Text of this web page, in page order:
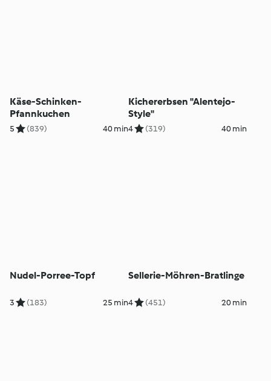
Käse-Schinken-
Pfannkuchen
5 (839) 40 min
Kichererbsen "Alentejo-
Style"
4 (319) 40 min
Nudel-Porree-Topf
3 (183) 25 min
Sellerie-Möhren-Bratlinge
4 (451) 20 min